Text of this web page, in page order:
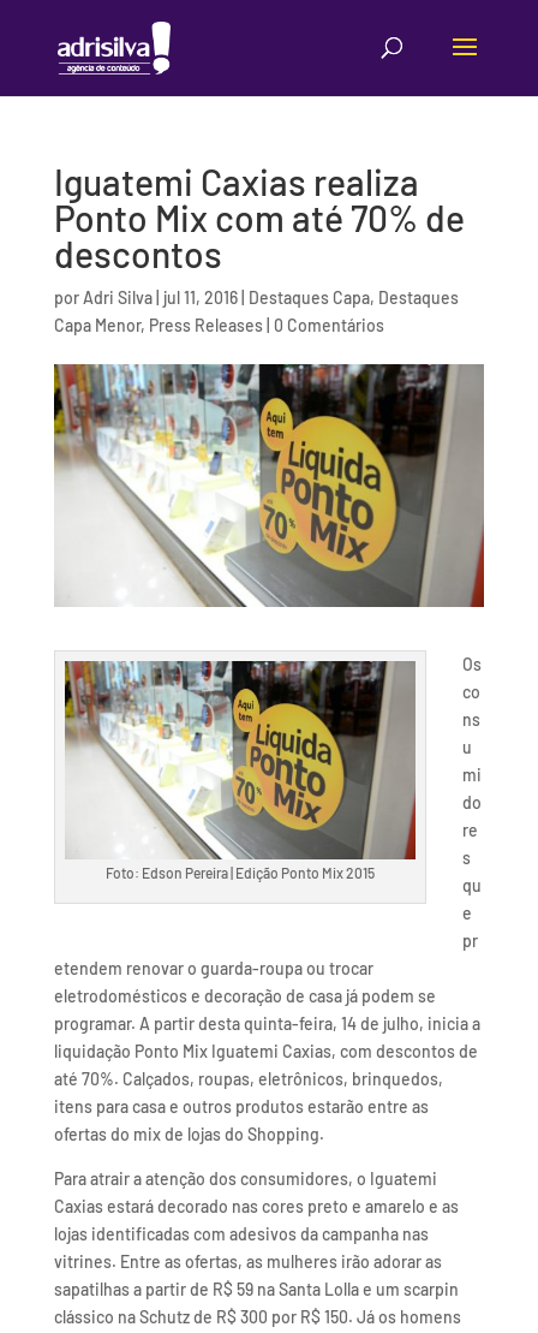
Iguatemi Caxias realiza
Ponto Mix com até 70% de
descontos
porAdri Silva| jul 11, 2016| Destaques Capa, Destaques
Capa Menor, Press Releases| 0 Comentários
Foto: Edson Pereira | Edição Ponto Mix 2015
Os
co
ns
u
mi
do
re
s
qu
e
pr
etendem renovar o guarda-roupa ou trocar
eletrodomésticos e decoração de casa já podem se
programar. A partir desta quinta-feira, 14 de julho, inicia a
liquidação Ponto Mix Iguatemi Caxias, com descontos de
até 70%. Calçados, roupas, eletrônicos, brinquedos,
itens para casa e outros produtos estarão entre as
ofertas do mix de lojas do Shopping.
Para atrair a atenção dos consumidores, o Iguatemi
Caxias estará decorado nas cores preto e amarelo e as
lojas identificadas com adesivos da campanha nas
vitrines. Entre as ofertas, as mulheres irão adorar as
sapatilhas a partir de R$ 59 na Santa Lolla e um scarpin
clássico na Schutz de R$ 300 por R$ 150. Já os homens